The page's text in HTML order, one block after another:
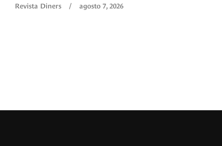
Revista Diners / agosto 7, 2026